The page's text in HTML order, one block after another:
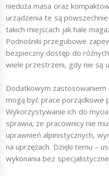
nieduża masa oraz
urządzenia te są
takich miejscach jak hale
Podnośniki przegubowe
bezpieczny dostęp do
wiele przestrzeni, gdy nie są
Dodatkowym
mogą być prace porządkowe
Wykorzystywanie ich do
sprawia, że pracownicy nie
uprawnień alpinistycznych,
na uprzężach. Dzięki temu –
wykonania bez